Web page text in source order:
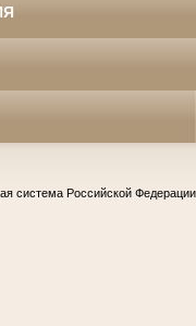
система Российской